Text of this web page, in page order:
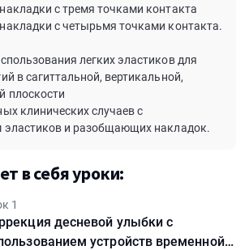
с тремя точками контакта
с четырьмя точками контакта.
легких эластиков для
в сагиттальной, вертикальной,
плоскости
клинических случаев с
эластиков и разобщающих накладок.
в себя уроки:
1
десневой улыбки с
устройств временной